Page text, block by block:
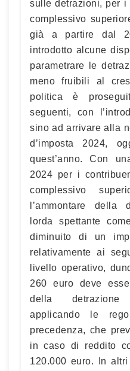
sulle detrazioni, per i
complessivo
già a partire dal
introdotto alcune
parametrare le
meno fruibili al
politica è
seguenti, con
sino ad arrivare alla
d’imposta 2024,
quest’anno. Con
2024 per i
complessivo
l’ammontare della
lorda spettante
diminuito di un
relativamente ai
livello operativo,
260 euro deve
della detrazione
applicando le
precedenza, che
in caso di reddito
120.000 euro. In